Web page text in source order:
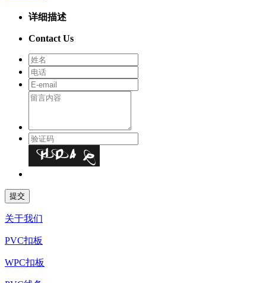
详细描述
Contact Us
关于我们
PVC扣板
WPC扣板